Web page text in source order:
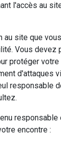
l'accès au
au site que
Vous devez
protéger
d'attaques
responsable
responsable
encontre :